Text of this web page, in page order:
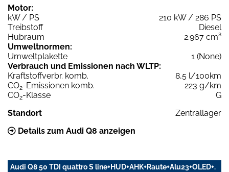
Motor:
kW / PS
210 kW / 286 PS
Treibstoff
Diesel
Hubraum
2.967 cm³
Umweltnormen:
Umweltplakette
1 (None)
Verbrauch und Emissionen nach WLTP:
Kraftstoffverbr. komb.
8,5 l/100km
CO2-Emissionen komb.
223 g/km
CO2-Klasse
G
Standort
Zentrallager
Details zum Audi Q8 anzeigen
Audi Q8 50 TDI quattro S line+HUD+AHK+Raute+Alu23+OLED+.